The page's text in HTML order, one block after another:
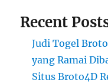
Recent
Judi Togel
yang Ramai
Situs Broto4D